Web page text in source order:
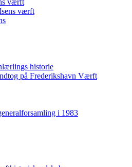
værft
værft
historie
på Frederikshavn Værft
i 1983